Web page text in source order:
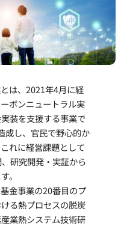
は、2021年4月に経
ボンニュートラル実
装を支援する事業で
成し、官民で野心的か
れに経営課題として
研究開発・実証から
。
金事業の20番目のプ
る熱プロセスの脱炭
業熱システム技術研